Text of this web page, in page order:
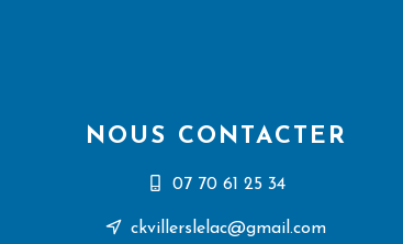
NOUS CONTACTER
07 70 61 25 34
ckvillerslelac@gmail.com